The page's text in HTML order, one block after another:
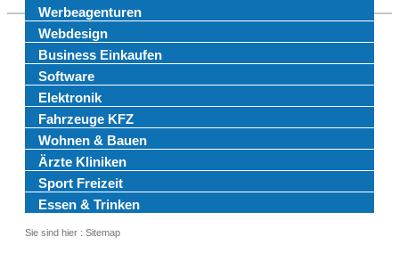
Werbeagenturen
Webdesign
Business Einkaufen
Software
Elektronik
Fahrzeuge KFZ
Wohnen & Bauen
Ärzte Kliniken
Sport Freizeit
Essen & Trinken
Sie sind hier : Sitemap